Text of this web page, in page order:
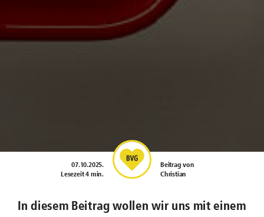
07.10.2025.
Lesezeit 4 min.
Beitrag von
Christian
In diesem Beitrag wollen wir uns mit einem